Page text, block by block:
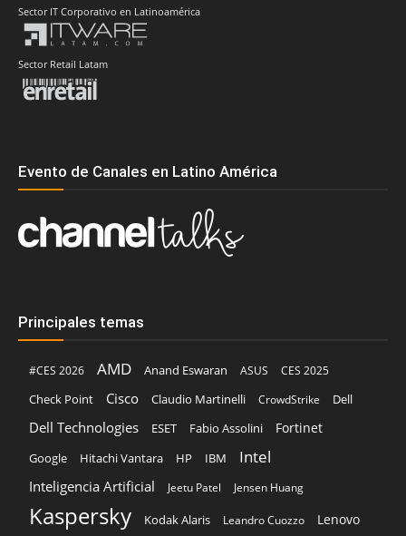
Sector IT Corporativo en Latinoamérica
Sector Retail Latam
Evento de Canales en Latino América
Principales temas
#CES 2026 AMD Anand Eswaran ASUS
CES 2025
Check Point
Cisco Claudio Martinelli CrowdStrike Dell
Dell Technologies ESET Fabio Assolini Fortinet
Google Hitachi Vantara HP IBM Intel
Inteligencia Artificial Jeetu Patel Jensen Huang
Kaspersky Kodak Alaris Leandro Cuozzo Lenovo